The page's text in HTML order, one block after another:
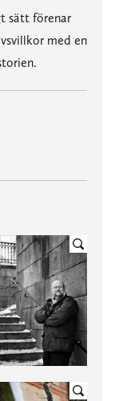
sätt förenar
med en